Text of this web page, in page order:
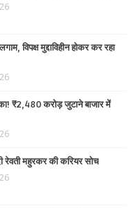
विपक्ष मुद्दाविहीन होकर कर रहा
₹2,480 करोड़ जुटाने बाजार में
रेवती महुरकर की करियर सोच